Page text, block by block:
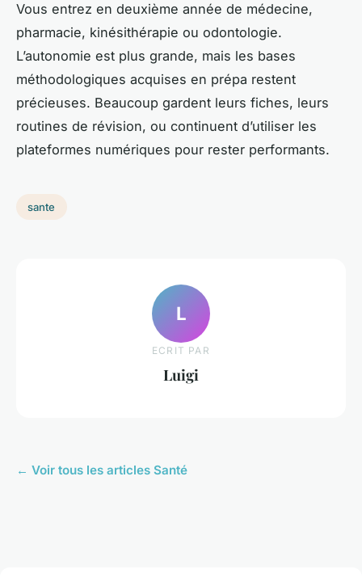
Vous entrez en deuxième année de médecine,
pharmacie, kinésithérapie ou odontologie.
L’autonomie est plus grande, mais les bases
méthodologiques acquises en prépa restent
précieuses. Beaucoup gardent leurs fiches, leurs
routines de révision, ou continuent d’utiliser les
plateformes numériques pour rester performants.
sante
L
ECRIT PAR
Luigi
← Voir tous les articles Santé